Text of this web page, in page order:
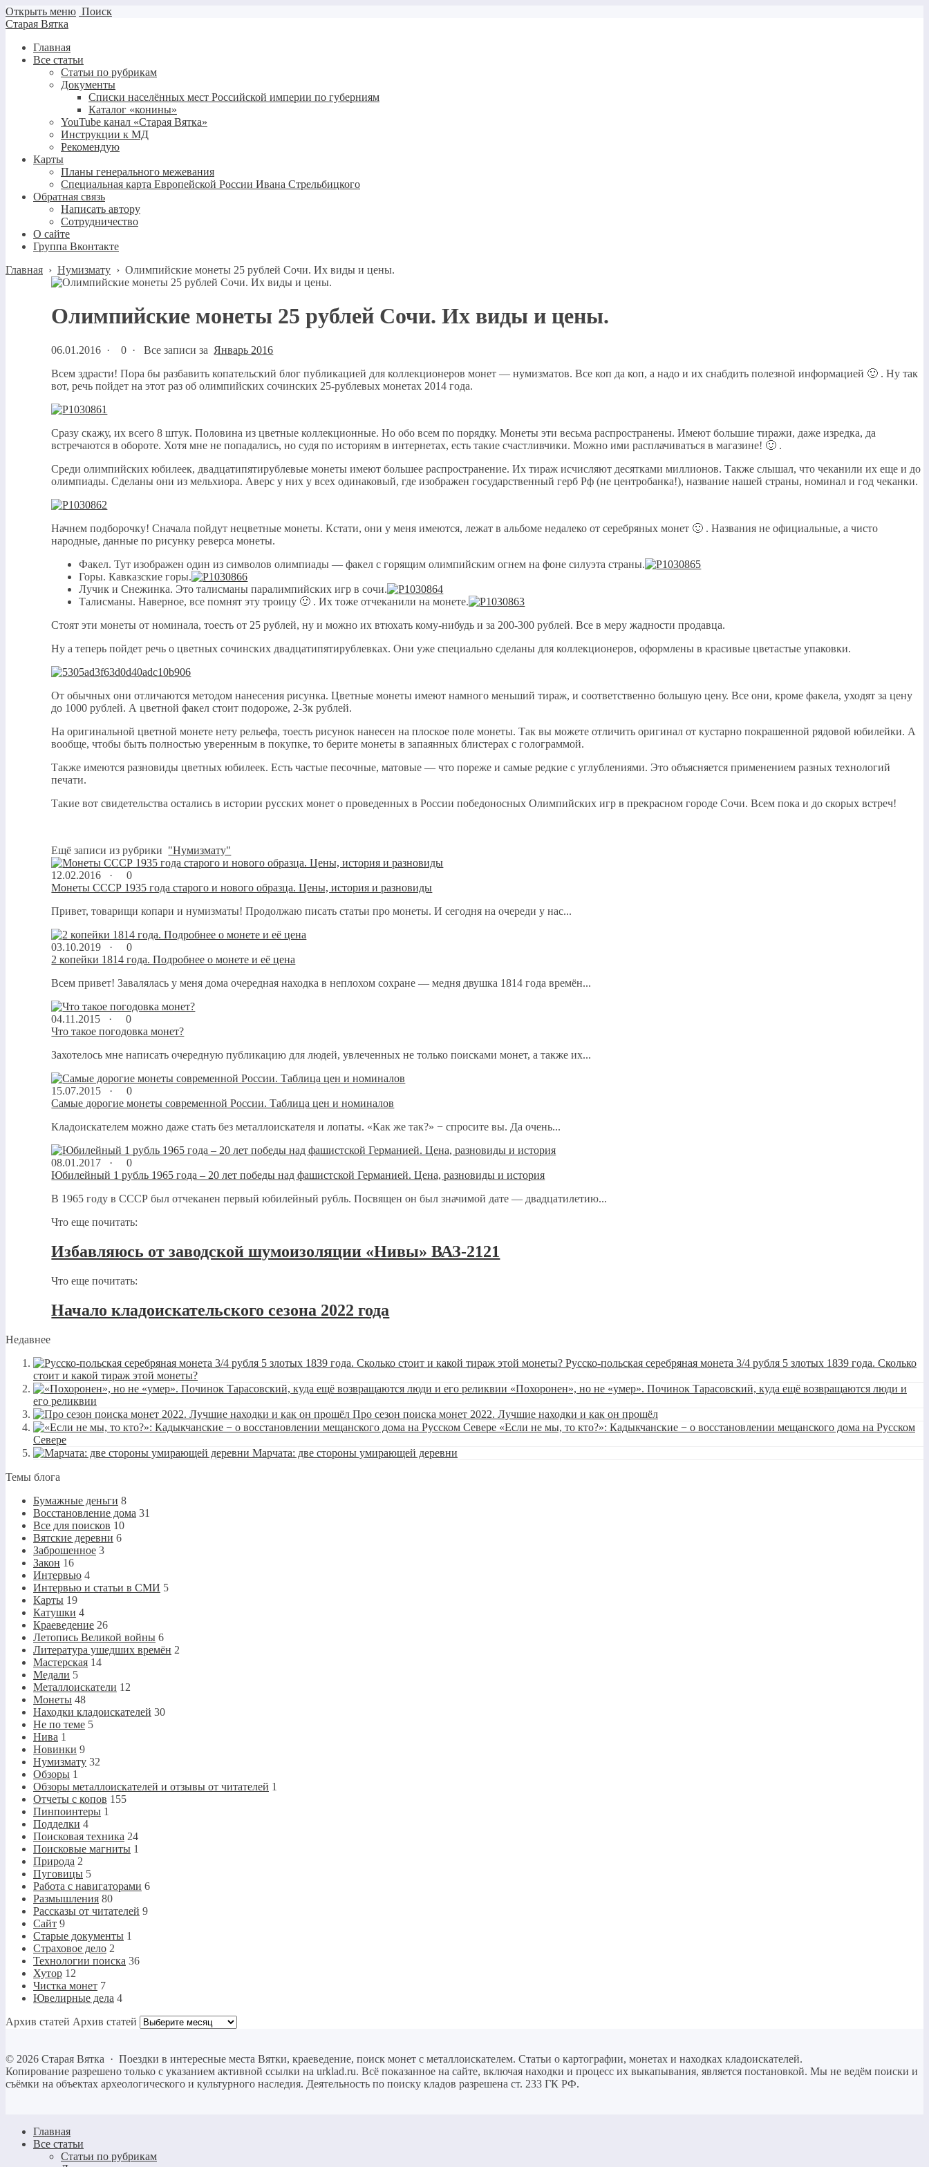
Открыть меню Поиск
Старая Вятка
Главная
Все статьи
Статьи по рубрикам
Документы
Списки населённых мест Российской империи по губерниям
Каталог «конины»
YouTube канал «Старая Вятка»
Инструкции к МД
Рекомендую
Карты
Планы генерального межевания
Специальная карта Европейской России Ивана Стрельбицкого
Обратная связь
Написать автору
Сотрудничество
О сайте
Группа Вконтакте
Главная › Нумизмату › Олимпийские монеты 25 рублей Сочи. Их виды и цены.
Олимпийские монеты 25 рублей Сочи. Их виды и цены.
06.01.2016 · 0 ·Все записи за Январь 2016
Всем здрасти! Пора бы разбавить копательский блог публикацией для коллекционеров монет — нумизматов. Все коп да коп, а надо и их снабдить полезной информацией 🙂 . Ну так
вот, речь пойдет на этот раз об олимпийских сочинских 25-рублевых монетах 2014 года.
Сразу скажу, их всего 8 штук. Половина из цветные коллекционные. Но обо всем по порядку. Монеты эти весьма распространены. Имеют большие тиражи, даже изредка, да
встречаются в обороте. Хотя мне не попадались, но судя по историям в интернетах, есть такие счастливчики. Можно ими расплачиваться в магазине! 🙂 .
Среди олимпийских юбилеек, двадцатипятирублевые монеты имеют большее распространение. Их тираж исчисляют десятками миллионов. Также слышал, что чеканили их еще и до
олимпиады. Сделаны они из мельхиора. Аверс у них у всех одинаковый, где изображен государственный герб Рф (не центробанка!), название нашей страны, номинал и год чеканки.
Начнем подборочку! Сначала пойдут нецветные монеты. Кстати, они у меня имеются, лежат в альбоме недалеко от серебряных монет 🙂 . Названия не официальные, а чисто
народные, данные по рисунку реверса монеты.
Факел. Тут изображен один из символов олимпиады — факел с горящим олимпийским огнем на фоне силуэта страны.
Горы. Кавказские горы.
Лучик и Снежинка. Это талисманы паралимпийских игр в сочи.
Талисманы. Наверное, все помнят эту троицу 🙂 . Их тоже отчеканили на монете.
Стоят эти монеты от номинала, тоесть от 25 рублей, ну и можно их втюхать кому-нибудь и за 200-300 рублей. Все в меру жадности продавца.
Ну а теперь пойдет речь о цветных сочинских двадцатипятирублевках. Они уже специально сделаны для коллекционеров, оформлены в красивые цветастые упаковки.
От обычных они отличаются методом нанесения рисунка. Цветные монеты имеют намного меньший тираж, и соответственно большую цену. Все они, кроме факела, уходят за цену
до 1000 рублей. А цветной факел стоит подороже, 2-3к рублей.
На оригинальной цветной монете нету рельефа, тоесть рисунок нанесен на плоское поле монеты. Так вы можете отличить оригинал от кустарно покрашенной рядовой юбилейки. А
вообще, чтобы быть полностью уверенным в покупке, то берите монеты в запаянных блистерах с голограммой.
Также имеются разновиды цветных юбилеек. Есть частые песочные, матовые — что пореже и самые редкие с углублениями. Это объясняется применением разных технологий
печати.
Такие вот свидетельства остались в истории русских монет о проведенных в России победоносных Олимпийских игр в прекрасном городе Сочи. Всем пока и до скорых встреч!
Ещё записи из рубрики "Нумизмату"
12.02.2016 ·
0
Монеты СССР 1935 года старого и нового образца. Цены, история и разновиды
Привет, товарищи копари и нумизматы! Продолжаю писать статьи про монеты. И сегодня на очереди у нас...
03.10.2019 ·
0
2 копейки 1814 года. Подробнее о монете и её цена
Всем привет! Завалялась у меня дома очередная находка в неплохом сохране — медня двушка 1814 года времён...
04.11.2015 ·
0
Что такое погодовка монет?
Захотелось мне написать очередную публикацию для людей, увлеченных не только поисками монет, а также их...
15.07.2015 ·
0
Самые дорогие монеты современной России. Таблица цен и номиналов
Кладоискателем можно даже стать без металлоискателя и лопаты. «Как же так?» − спросите вы. Да очень...
08.01.2017 ·
0
Юбилейный 1 рубль 1965 года – 20 лет победы над фашистской Германией. Цена, разновиды и история
В 1965 году в СССР был отчеканен первый юбилейный рубль. Посвящен он был значимой дате — двадцатилетию...
Что еще почитать:
Избавляюсь от заводской шумоизоляции «Нивы» ВАЗ-2121
Что еще почитать:
Начало кладоискательского сезона 2022 года
Недавнее
Русско-польская серебряная монета 3/4 рубля 5 злотых 1839 года. Сколько
стоит и какой тираж этой монеты?
«Похоронен», но не «умер». Починок Тарасовский, куда ещё возвращаются люди и
его реликвии
Про сезон поиска монет 2022. Лучшие находки и как он прошёл
«Если не мы, то кто?»: Кадыкчанские − о восстановлении мещанского дома на Русском
Севере
Марчата: две стороны умирающей деревни
Темы блога
Бумажные деньги 8
Восстановление дома 31
Все для поисков 10
Вятские деревни 6
Заброшенное 3
Закон 16
Интервью 4
Интервью и статьи в СМИ 5
Карты 19
Катушки 4
Краеведение 26
Летопись Великой войны 6
Литература ушедших времён 2
Мастерская 14
Медали 5
Металлоискатели 12
Монеты 48
Находки кладоискателей 30
Не по теме 5
Нива 1
Новинки 9
Нумизмату 32
Обзоры 1
Обзоры металлоискателей и отзывы от читателей 1
Отчеты с копов 155
Пинпоинтеры 1
Подделки 4
Поисковая техника 24
Поисковые магниты 1
Природа 2
Пуговицы 5
Работа с навигаторами 6
Размышления 80
Рассказы от читателей 9
Сайт 9
Старые документы 1
Страховое дело 2
Технологии поиска 36
Хутор 12
Чистка монет 7
Ювелирные дела 4
Архив статей Архив статей
© 2026 Старая Вятка · Поездки в интересные места Вятки, краеведение, поиск монет с металлоискателем. Статьи о картографии, монетах и находках кладоискателей.
Копирование разрешено только c указанием активной ссылки на urklad.ru. Всё показанное на сайте, включая находки и процесс их выкапывания, является постановкой. Мы не ведём поиски и
съёмки на объектах археологического и культурного наследия. Деятельность по поиску кладов разрешена ст. 233 ГК РФ.
Главная
Все статьи
Статьи по рубрикам